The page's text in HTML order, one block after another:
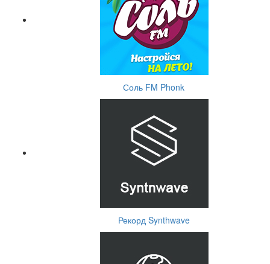
Соль FM Phonk
Рекорд Synthwave